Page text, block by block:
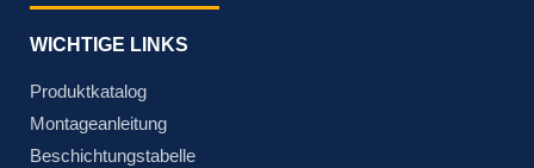
WICHTIGE LINKS
Produktkatalog
Montageanleitung
Beschichtungstabelle